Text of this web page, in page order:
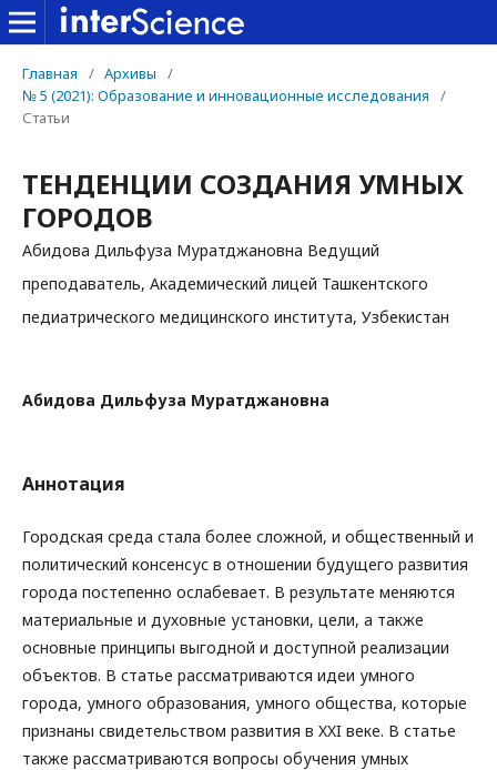
Главная / Архивы
/
№ 5 (2021): Образование и инновационные исследования
/
Статьи
ТЕНДЕНЦИИ СОЗДАНИЯ УМНЫХ
ГОРОДОВ
Абидова Дильфуза Муратджановна Ведущий
преподаватель, Академический лицей Ташкентского
педиатрического медицинского института, Узбекистан
Абидова Дильфуза Муратджановна
Аннотация
Городская среда стала более сложной, и общественный и
политический консенсус в отношении будущего развития
города постепенно ослабевает. В результате меняются
материальные и духовные установки, цели, а также
основные принципы выгодной и доступной реализации
объектов. В статье рассматриваются идеи умного
города, умного образования, умного общества, которые
признаны свидетельством развития в XXI веке. В статье
также рассматриваются вопросы обучения умных